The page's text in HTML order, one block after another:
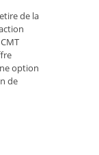
de la
option
de